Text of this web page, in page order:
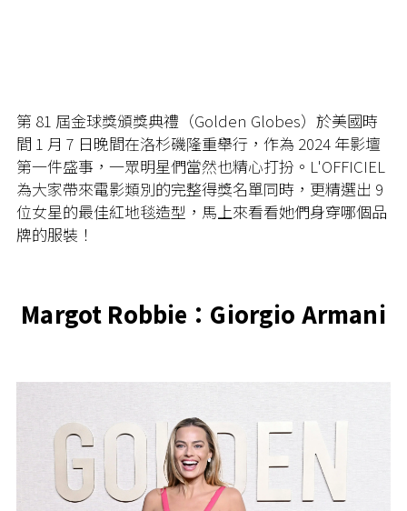
第 81 屆金球獎頒獎典禮（Golden Globes）於美國時
間 1 月 7 日晚間在洛杉磯隆重舉行，作為 2024 年影壇
第一件盛事，一眾明星們當然也精心打扮。L'OFFICIEL
為大家帶來電影類別的完整得獎名單同時，更精選出 9
位女星的最佳紅地毯造型，馬上來看看她們身穿哪個品
牌的服裝！
Margot Robbie：Giorgio Armani